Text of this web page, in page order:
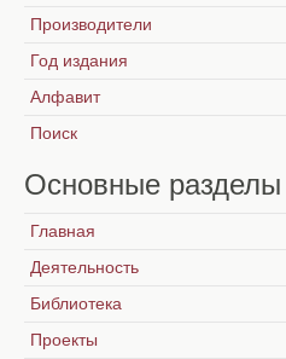
Производители
Год издания
Алфавит
Поиск
Основные разделы
Главная
Деятельность
Библиотека
Проекты